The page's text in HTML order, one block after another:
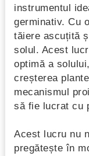
instrumentul
germinativ. Cu
tăiere ascuțită
solul. Acest
optimă a
creșterea
mecanismul
să fie lucrat cu
Acest lucru nu
pregătește în